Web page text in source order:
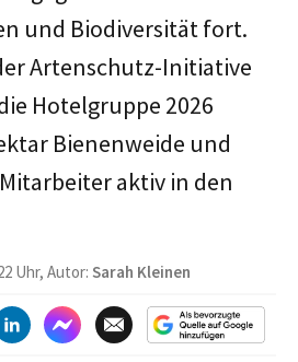
und Biodiversität fort.
Artenschutz-Initiative
Hotelgruppe 2026
Bienenweide und
aktiv in den
Uhr, Autor: Sarah Kleinen